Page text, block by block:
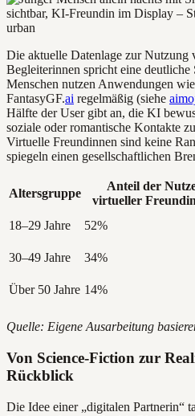
Die aktuelle Datenlage zur Nutzung
Begleiterinnen spricht eine
Menschen nutzen Anwendungen wie
FantasyGF.ai regelmäßig (siehe
Hälfte der User gibt an, die KI
soziale oder romantische Kontakte
Virtuelle Freundinnen sind keine
spiegeln einen gesellschaftlichen
Altersgruppe
Anteil der
virtueller
18–29 Jahre 52%
30–49 Jahre
34%
Über 50 Jahre 14%
Quelle: Eigene Ausarbeitung
Von Science-Fiction zur
Rückblick
Die Idee einer „digitalen Partnerin“